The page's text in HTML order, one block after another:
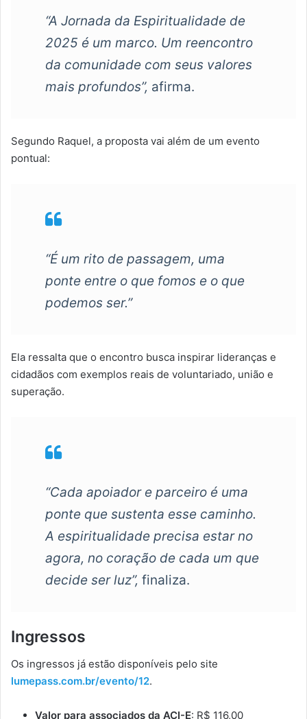
“A Jornada da Espiritualidade de
2025 é um marco. Um reencontro
da comunidade com seus valores
mais profundos”, afirma.
Segundo Raquel, a proposta vai além de um evento
pontual:
“É um rito de passagem, uma
ponte entre o que fomos e o que
podemos ser.”
Ela ressalta que o encontro busca inspirar lideranças e
cidadãos com exemplos reais de voluntariado, união e
superação.
“Cada apoiador e parceiro é uma
ponte que sustenta esse caminho.
A espiritualidade precisa estar no
agora, no coração de cada um que
decide ser luz”, finaliza.
Ingressos
Os ingressos já estão disponíveis pelo site
lumepass.com.br/evento/12.
Valor para associados da ACI-E: R$ 116,00